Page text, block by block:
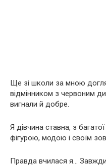
Ще зі школи за мною
відмінником з червоним
вигнали й добре.
Я дівчина ставна, з
фігурою, модою і своїм
Правда вчилася я…